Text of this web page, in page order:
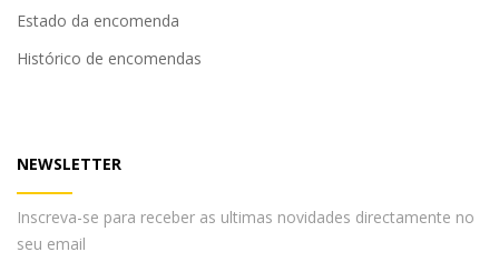
Estado da encomenda
Histórico de encomendas
NEWSLETTER
Inscreva-se para receber as ultimas novidades directamente no
seu email